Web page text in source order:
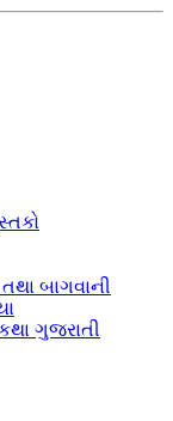
બાગવાની
ગુજરાતી